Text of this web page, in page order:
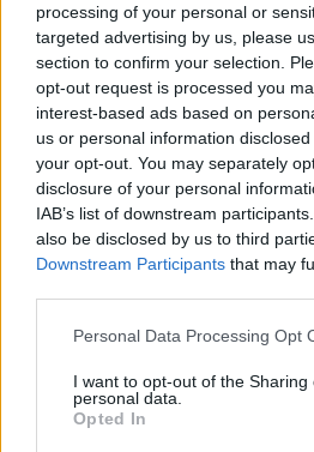
processing of your personal or
targeted advertising by us, please
section to confirm your selection.
opt-out request is processed you
interest-based ads based on
us or personal information
your opt-out. You may separately
disclosure of your personal
IAB’s list of downstream
also be disclosed by us to third
Downstream Participants that may
Personal Data Processing Opt
I want to opt-out of the Sharing
personal data.
Opted In
Infecciones en bebés
alerta y qué
LEER